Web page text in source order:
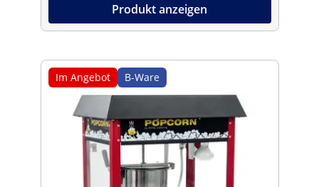
Produkt anzeigen
Im Angebot B-Ware